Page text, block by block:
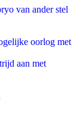
van ander stel
oorlog met
aan met